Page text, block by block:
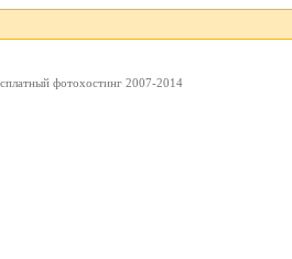
фотохостинг 2007-2014